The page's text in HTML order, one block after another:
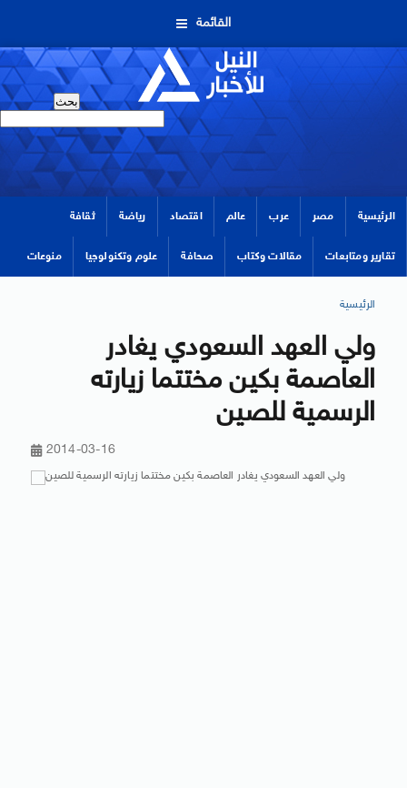
القائمة
الرئيسية مصر عرب عالم اقتصاد رياضة ثقافة
تقارير ومتابعات مقالات وكتاب صحافة علوم وتكنولوجيا منوعات
الرئيسية
ولي العهد السعودي يغادر
العاصمة بكين مختتما زيارته
الرسمية للصين
2014-03-16